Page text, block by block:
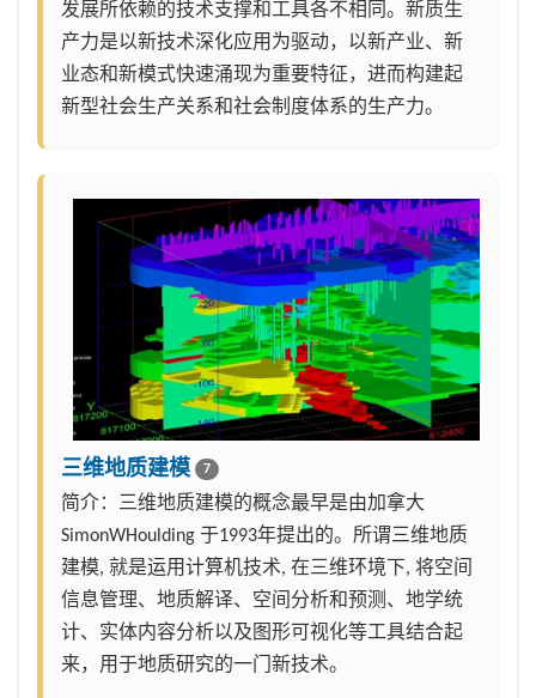
发展所依赖的技术支撑和工具各不相同。新质生
产力是以新技术深化应用为驱动，以新产业、新
业态和新模式快速涌现为重要特征，进而构建起
新型社会生产关系和社会制度体系的生产力。
三维地质建模 7
简介：三维地质建模的概念最早是由加拿大
SimonWHoulding 于1993年提出的。所谓三维地质
建模, 就是运用计算机技术, 在三维环境下, 将空间
信息管理、地质解译、空间分析和预测、地学统
计、实体内容分析以及图形可视化等工具结合起
来，用于地质研究的一门新技术。